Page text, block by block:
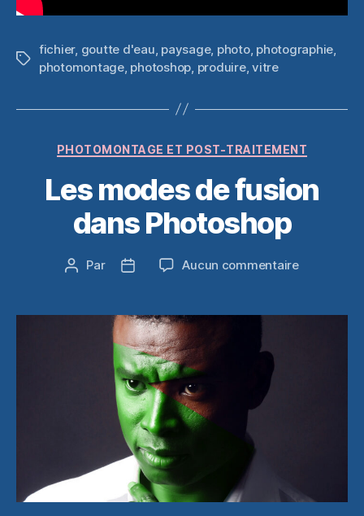
Étiquettes
fichier, goutte d'eau, paysage, photo, photographie,
photomontage, photoshop, produire,vitre
Catégories
PHOTOMONTAGE ET POST-TRAITEMENT
Les modes de fusion
dans Photoshop
Auteur
Par
Date
Aucun commentairesur
de